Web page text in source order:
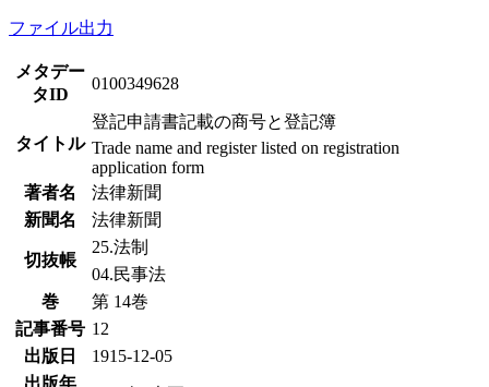
ファイル出力
メタデー
タID
0100349628
タイトル
登記申請書記載の商号と登記簿
Trade name and register listed on registration
application form
著者名
法律新聞
新聞名
法律新聞
切抜帳
25.法制
04.民事法
巻
第 14巻
記事番号 12
出版日
1915-12-05
出版年